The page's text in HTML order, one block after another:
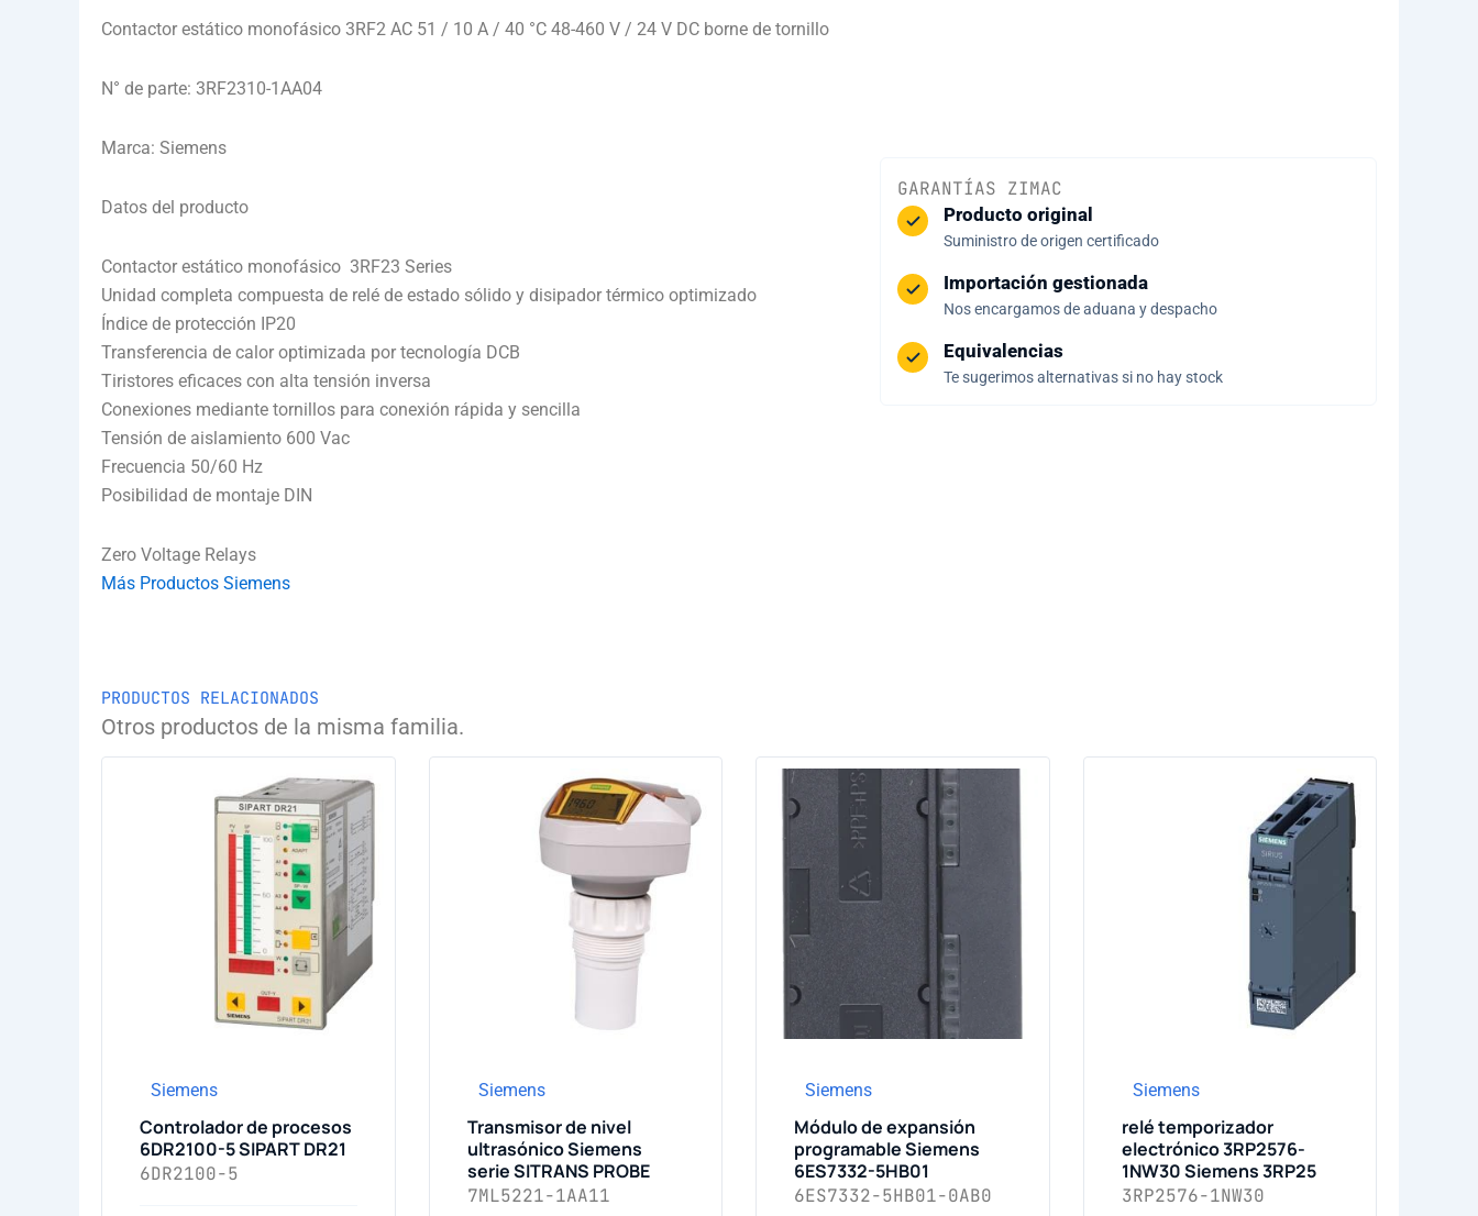
Contactor estático monofásico 3RF2 AC 51 / 10 A / 40 °C 48-460 V / 24 V DC borne de tornillo
N° de parte: 3RF2310-1AA04
Marca: Siemens
Datos del producto
Contactor estático monofásico 3RF23 Series
Unidad completa compuesta de relé de estado sólido y disipador térmico optimizado
Índice de protección IP20
Transferencia de calor optimizada por tecnología DCB
Tiristores eficaces con alta tensión inversa
Conexiones mediante tornillos para conexión rápida y sencilla
Tensión de aislamiento 600 Vac
Frecuencia 50/60 Hz
Posibilidad de montaje DIN
Zero Voltage Relays
Más Productos Siemens
GARANTÍAS ZIMAC
Producto original
Suministro de origen certificado
Importación gestionada
Nos encargamos de aduana y despacho
Equivalencias
Te sugerimos alternativas si no hay stock
PRODUCTOS RELACIONADOS
Otros productos de la misma familia.
Siemens
Controlador de procesos
6DR2100-5 SIPART DR21
6DR2100-5
Siemens
Transmisor de nivel
ultrasónico Siemens
serie SITRANS PROBE
7ML5221-1AA11
Siemens
Módulo de expansión
programable Siemens
6ES7332-5HB01
6ES7332-5HB01-0AB0
Siemens
relé temporizador
electrónico 3RP2576-
1NW30 Siemens 3RP25
3RP2576-1NW30